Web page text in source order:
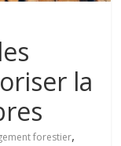
la
forestier,